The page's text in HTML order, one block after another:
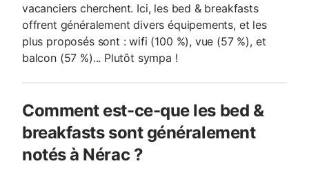
vacanciers cherchent. Ici, les bed & breakfasts
offrent généralement divers équipements, et les
plus proposés sont : wifi (100 %), vue (57 %), et
balcon (57 %)... Plutôt sympa !
Comment est-ce-que les bed &
breakfasts sont généralement
notés à Nérac ?